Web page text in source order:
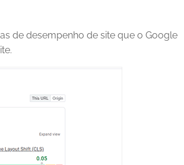
de desempenho de site que o Google